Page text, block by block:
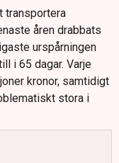
transportera
åren drabbats
urspårningen
i 65 dagar. Varje
kronor, samtidigt
stora i